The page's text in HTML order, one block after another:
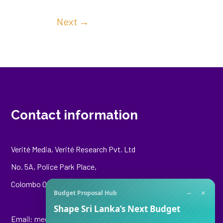
Next →
Contact information
Verité Media, Verité Research Pvt. Ltd
No. 5A, Police Park Place,
Colombo 00500
Email: media@veriteresearch.org
Budget Proposal Hub − ×
Shape Sri Lanka’s Next Budget